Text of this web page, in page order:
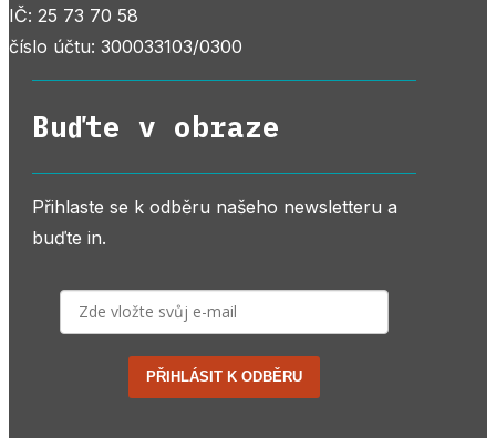
IČ: 25 73 70 58
číslo účtu: 300033103/0300
Buďte v obraze
Přihlaste se k odběru našeho newsletteru a
buďte in.
PŘIHLÁSIT K ODBĚRU